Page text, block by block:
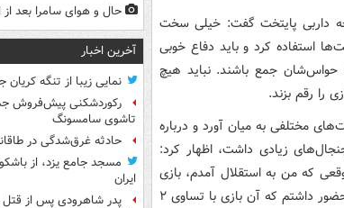
داربی پایتخت گفت: خیلی سخت
استفاده کرد و باید دفاع خوبی
حواس‌شان جمع باشند. نباید هیچ
را رقم بزند.
مختلفی به میان آورد و درباره
سال ۱۳۷۹ برگزار شد و جنجال‌های زیادی داشت، اظهار کرد:
که من به استقلال آمدم، بازی
اول خود مقابل تیم پاس سپری کردم و پس از آن در داربی حضور داشتم که آن بازی با تساوی ۲
حال و هوای سامرا بعد از
آخرین اخبار
نمایی زیبا از تنگه
رکوردشکنی پیش‌فروش
تاشوی سامسونگ
حادثه غرق‌شدگی در طاقانک ۲ قربانی
مسجد جامع یزد، از
ایران
پدر شاهرودی پس از